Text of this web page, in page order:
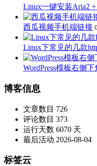
Linux一键安装Aria2 +
西瓜视频手机端链接
Linux下常见的几款
WordPress模板右侧
博客信息
文章数目 726
评论数目 373
运行天数 6070 天
最后活动 2026-08-04
标签云